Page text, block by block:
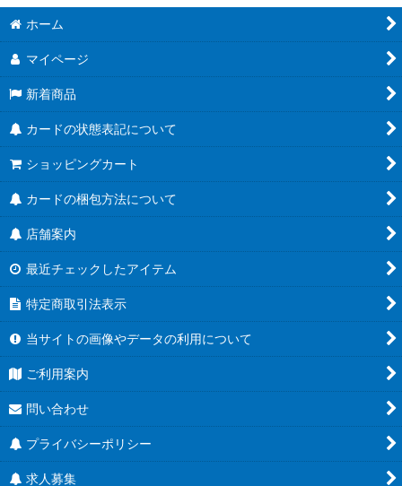
ホーム
マイページ
新着商品
カードの状態表記について
ショッピングカート
カードの梱包方法について
店舗案内
最近チェックしたアイテム
特定商取引法表示
当サイトの画像やデータの利用について
ご利用案内
問い合わせ
プライバシーポリシー
求人募集